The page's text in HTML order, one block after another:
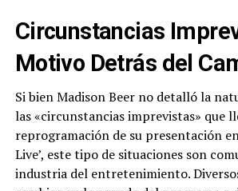
Circunstancias
Motivo Detrás del
Si bien Madison Beer no detalló la
las «circunstancias imprevistas» que
reprogramación de su presentación
Live’, este tipo de situaciones son
industria del entretenimiento.